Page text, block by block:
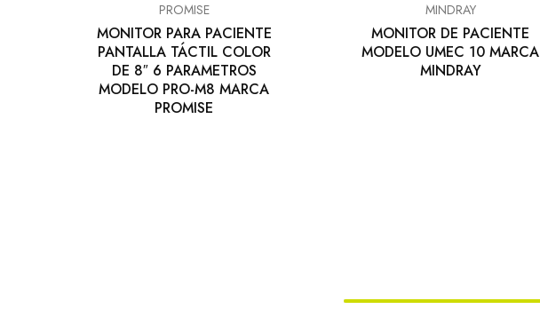
PROMISE
MONITOR PARA PACIENTE
PANTALLA TÁCTIL COLOR
DE 8″ 6 PARAMETROS
MODELO PRO-M8 MARCA
PROMISE
MINDRAY
MONITOR DE PACIENTE
MODELO UMEC 10 MARCA
MINDRAY